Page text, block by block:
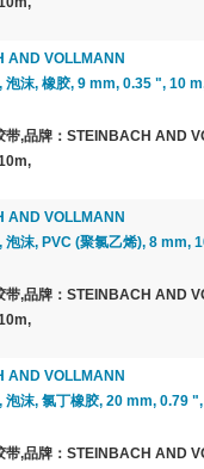
AND VOLLMANN
泡沫, 橡胶, 9 mm, 0.35 ", 10
带,品牌：STEINBACH AND
AND VOLLMANN
泡沫, PVC (聚氯乙烯), 8 mm,
带,品牌：STEINBACH AND
AND VOLLMANN
泡沫, 氯丁橡胶, 20 mm, 0.79
带,品牌：STEINBACH AND